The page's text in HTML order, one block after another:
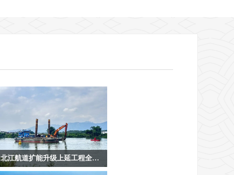
北江航道扩能升级上延工程全线开工！
来源：广东交通